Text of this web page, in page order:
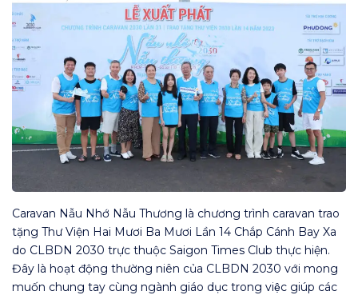
Caravan Nẫu Nhớ Nẫu Thương là chương trình caravan trao
tặng Thư Viện Hai Mươi Ba Mươi Lần 14 Chắp Cánh Bay Xa
do CLBDN 2030 trực thuộc Saigon Times Club thực hiện.
Đây là hoạt động thường niên của CLBDN 2030 với mong
muốn chung tay cùng ngành giáo dục trong việc giúp các